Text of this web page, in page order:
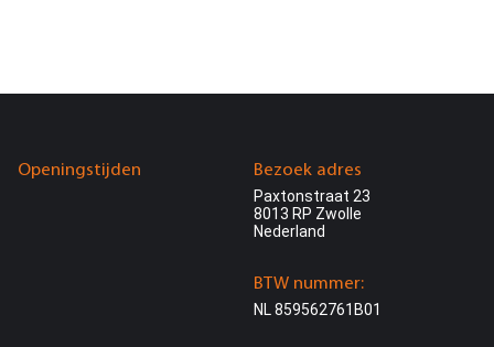
Openingstijden Bezoek adres
Paxtonstraat 23
8013 RP Zwolle
Nederland
BTW nummer:
NL 859562761B01